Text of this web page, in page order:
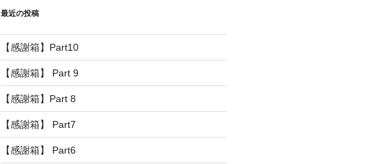
最近の投稿
【感謝箱】Part10
【感謝箱】 Part 9
【感謝箱】Part 8
【感謝箱】 Part7
【感謝箱】 Part6